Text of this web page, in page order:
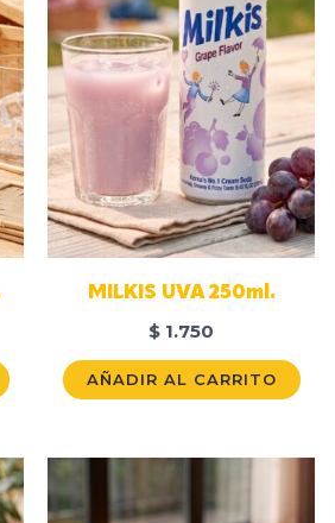
MILKIS UVA 250ml.
$ 1.750
AÑADIR AL CARRITO